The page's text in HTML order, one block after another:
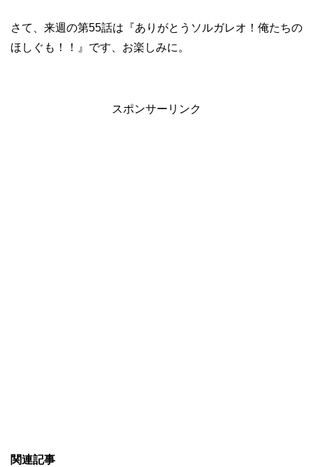
さて、来週の第55話は『ありがとうソルガレオ！俺たちの
ほしぐも！！』です、お楽しみに。
スポンサーリンク
関連記事